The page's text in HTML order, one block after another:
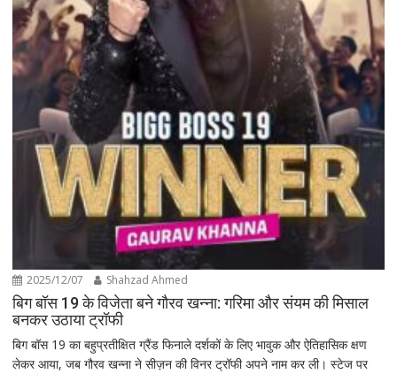
2025/12/07 Shahzad Ahmed
बिग बॉस 19 के विजेता बने गौरव खन्ना: गरिमा और संयम की मिसाल
बनकर उठाया ट्रॉफी
बिग बॉस 19 का बहुप्रतीक्षित ग्रैंड फिनाले दर्शकों के लिए भावुक और ऐतिहासिक क्षण
लेकर आया, जब गौरव खन्ना ने सीज़न की विनर ट्रॉफी अपने नाम कर ली। स्टेज पर